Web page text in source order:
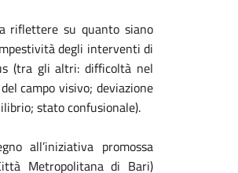
riflettere su quanto siano
degli interventi di
(tra gli altri: difficoltà nel
campo visivo; deviazione
stato confusionale).
all’iniziativa promossa
Metropolitana di Bari)